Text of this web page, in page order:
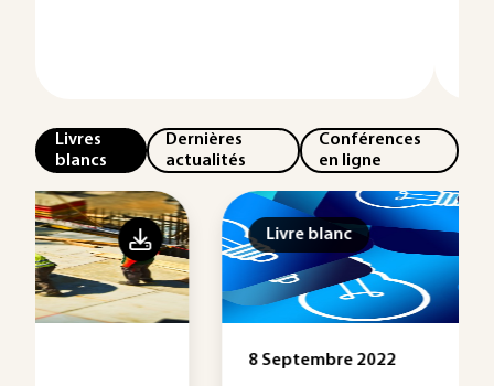
Livres
blancs
Dernières
actualités
Conférences
en ligne
Livre blanc